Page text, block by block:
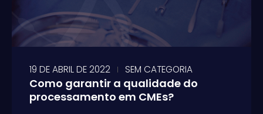
19 DE ABRIL DE 2022 SEM CATEGORIA
Como garantir a qualidade do
processamento em CMEs?